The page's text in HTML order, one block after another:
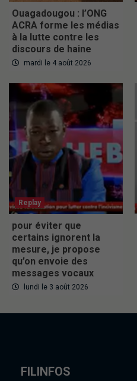
Ouagadougou : l’ONG
ACRA forme les médias
à la lutte contre les
discours de haine
mardi le 4 août 2026
Replay
pour éviter que
certains ignorent la
mesure, je propose
qu’on envoie des
messages vocaux
lundi le 3 août 2026
FILINFOS